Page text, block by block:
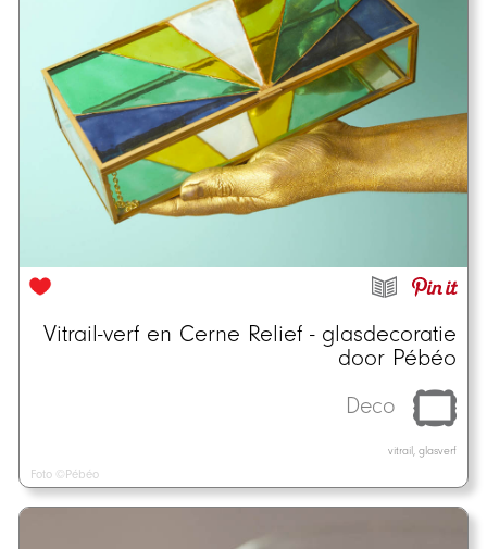
Vitrail-verf en Cerne Relief - glasdecoratie
door Pébéo
Deco
vitrail, glasverf
Foto ©Pébéo